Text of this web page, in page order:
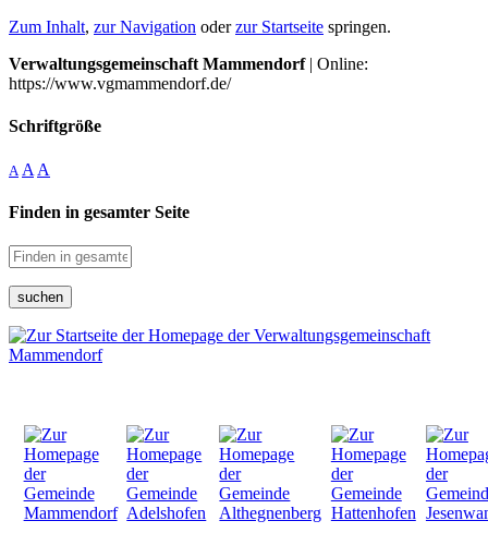
Zum Inhalt, zur Navigation oderzur Startseite springen.
Verwaltungsgemeinschaft Mammendorf| Online:
https://www.vgmammendorf.de/
Schriftgröße
A A A
Finden in gesamter Seite
suchen